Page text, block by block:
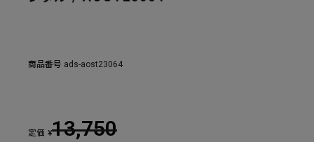
商品番号 ads-aost23064
定価 ¥13,750